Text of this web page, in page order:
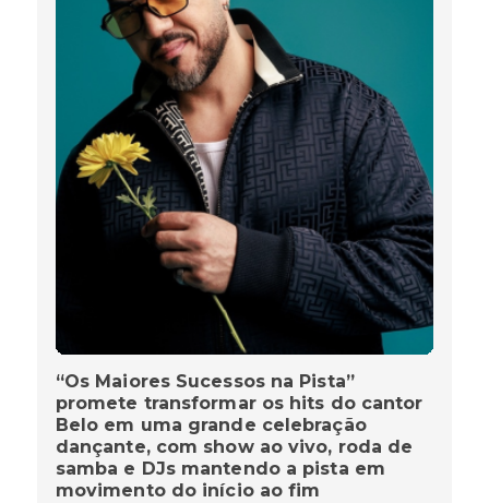
“Os Maiores Sucessos na Pista”
promete transformar os hits do cantor
Belo em uma grande celebração
dançante, com show ao vivo, roda de
samba e DJs mantendo a pista em
movimento do início ao fim